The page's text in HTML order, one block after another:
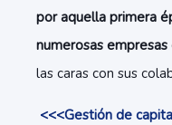
por aquella primera
numerosas
las caras con sus
<<<Gestión de